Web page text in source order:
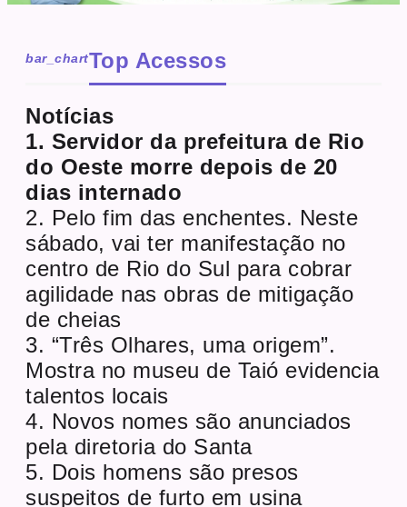
bar_chartTop Acessos
Notícias
1. Servidor da prefeitura de Rio
do Oeste morre depois de 20
dias internado
2. Pelo fim das enchentes. Neste
sábado, vai ter manifestação no
centro de Rio do Sul para cobrar
agilidade nas obras de mitigação
de cheias
3. “Três Olhares, uma origem”.
Mostra no museu de Taió evidencia
talentos locais
4. Novos nomes são anunciados
pela diretoria do Santa
5. Dois homens são presos
suspeitos de furto em usina